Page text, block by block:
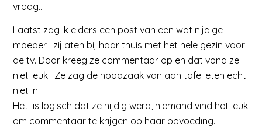
vraag…
Laatst zag ik elders een post van een wat nijdige
moeder : zij aten bij haar thuis met het hele gezin voor
de tv. Daar kreeg ze commentaar op en dat vond ze
niet leuk. Ze zag de noodzaak van aan tafel eten echt
niet in.
Het is logisch dat ze nijdig werd, niemand vind het leuk
om commentaar te krijgen op haar opvoeding.